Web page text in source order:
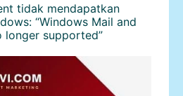
tidak mendapatkan
“Windows Mail and
longer supported”